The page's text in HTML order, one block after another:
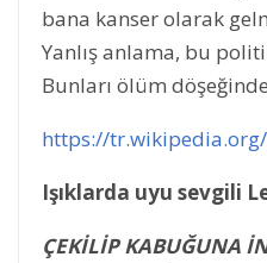
bana kanser olarak
Yanlış anlama, bu
Bunları ölüm
https://tr.wikipedia.org/
Işıklarda uyu sevgili
ÇEKİLİP KABUĞUNA